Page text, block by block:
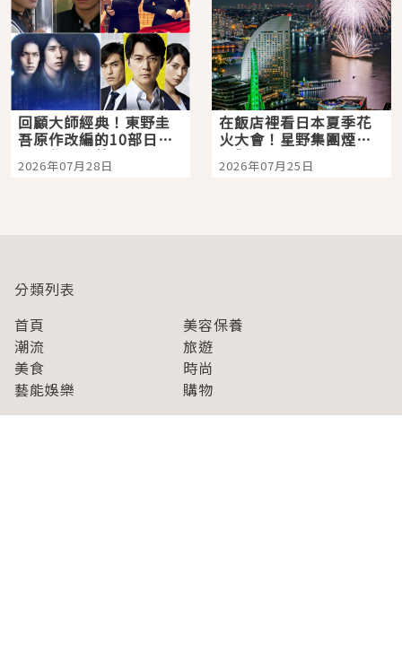
回顧大師經典！東野圭
吾原作改編的10部日本
影視作品推薦
2026年07月28日
在飯店裡看日本夏季花
火大會！星野集團煙火
景觀飯店6選，讓你不用
人擠人悠閒欣賞
2026年07月25日
分類列表
首頁
美容保養
潮流
旅遊
美食
時尚
藝能娛樂
購物